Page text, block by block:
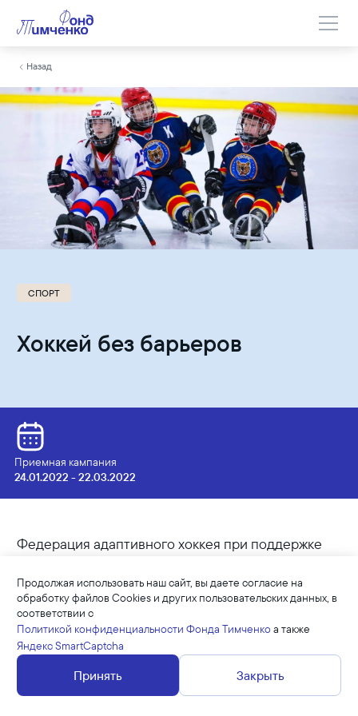
Назад
СПОРТ
Хоккей без барьеров
Приемная кампания
24.01.2022 - 22.03.2022
Федерация адаптивного хоккея при поддержке
Тимченко объявляет открытый конкурс проектов
развития детско-юношеского следж-хоккея
хоккея.
ЦЕЛИ КОНКУРСА
Продолжая использовать наш сайт, вы даете согласие на
обработку файлов Cookies и других пользовательских данных, в
соответствии с
Политикой конфиденциальности Фонда Тимченко а также
Яндекс SmartCaptcha
Принять Закрыть